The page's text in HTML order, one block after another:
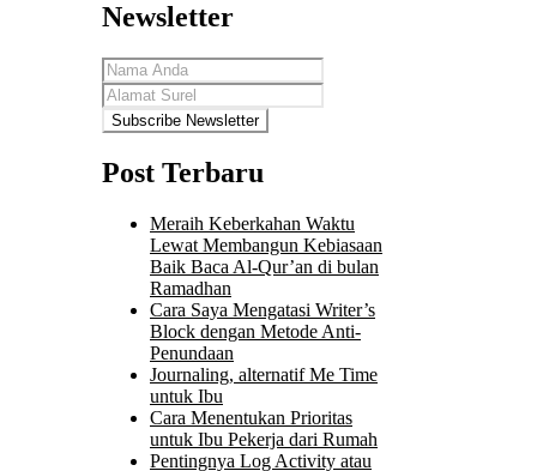
Newsletter
Post Terbaru
Meraih Keberkahan Waktu
Lewat Membangun Kebiasaan
Baik Baca Al-Qur’an di bulan
Ramadhan
Cara Saya Mengatasi Writer’s
Block dengan Metode Anti-
Penundaan
Journaling, alternatif Me Time
untuk Ibu
Cara Menentukan Prioritas
untuk Ibu Pekerja dari Rumah
Pentingnya Log Activity atau